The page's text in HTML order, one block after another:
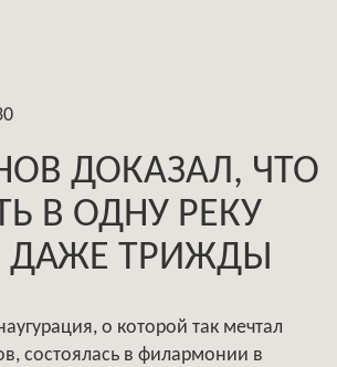
ДОКАЗАЛ, ЧТО
В ОДНУ РЕКУ
ТРИЖДЫ
о которой так мечтал
состоялась в филармонии в